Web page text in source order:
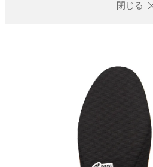
閉じる